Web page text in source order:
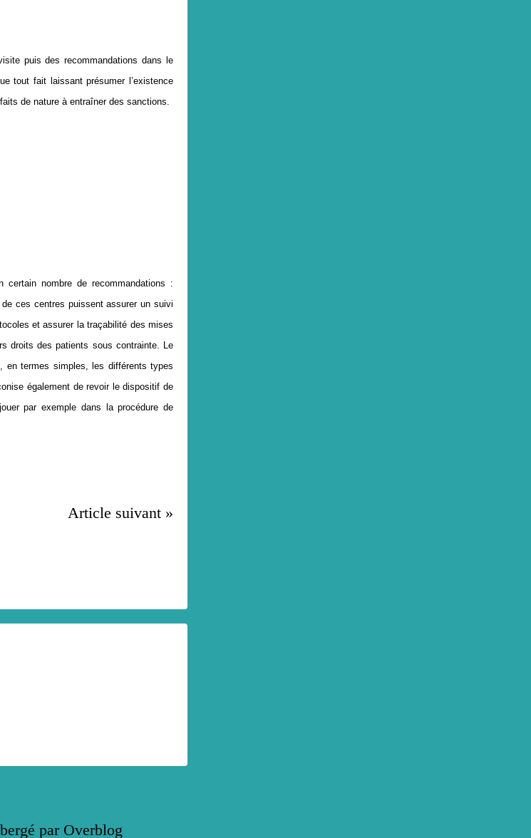
puis des recommandations dans le
tout fait laissant présumer l’existence
de nature à entraîner des sanctions.
nombre de recommandations :
ces centres puissent assurer un suivi
et assurer la traçabilité des mises
droits des patients sous contrainte. Le
en termes simples, les différents types
également de revoir le dispositif de
par exemple dans la procédure de
Article suivant »
par Overblog